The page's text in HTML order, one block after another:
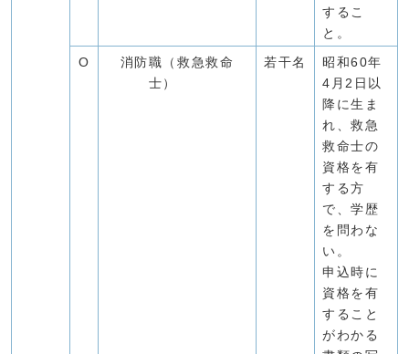
するこ
と。
O
消防職（救急救命
士）
若干名
昭和60年
4月2日以
降に生ま
れ、救急
救命士の
資格を有
する方
で、学歴
を問わな
い。
申込時に
資格を有
すること
がわかる